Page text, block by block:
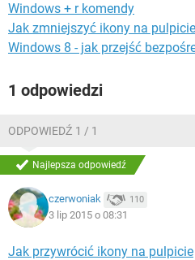
Windows + r komendy
Jak zmniejszyć ikony na pulpicie
Windows 8 - jak przejść
1 odpowiedzi
ODPOWIEDŹ 1 / 1
Najlepsza odpowiedź
czerwoniak 110
3 lip 2015 o 08:31
Jak przywrócić ikony na pulpicie